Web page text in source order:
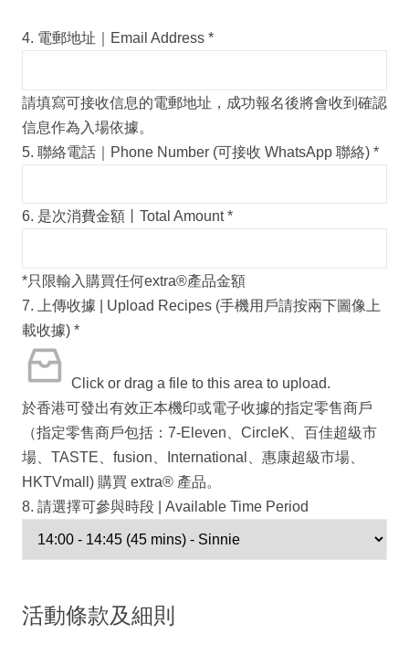
4. 電郵地址｜Email Address *
請填寫可接收信息的電郵地址，成功報名後將會收到確認
信息作為入場依據。
5. 聯絡電話｜Phone Number (可接收 WhatsApp 聯絡) *
6. 是次消費金額丨Total Amount*
*只限輸入購買任何extra®️產品金額
7. 上傳收據 | Upload Recipes (手機用戶請按兩下圖像上
載收據) *
Click or drag a file to this area to upload.
於香港可發出有效正本機印或電子收據的指定零售商戶
（指定零售商戶包括：7-Eleven、CircleK、百佳超級市
場、TASTE、fusion、International、惠康超級市場、
HKTVmall) 購買 extra® 產品。
8. 請選擇可參與時段 | Available Time Period
活動條款及細則